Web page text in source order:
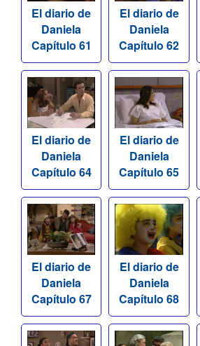
El diario de
Daniela
Capítulo 61
El diario de
Daniela
Capítulo 62
El diario de
Daniela
Capítulo 64
El diario de
Daniela
Capítulo 65
El diario de
Daniela
Capítulo 67
El diario de
Daniela
Capítulo 68